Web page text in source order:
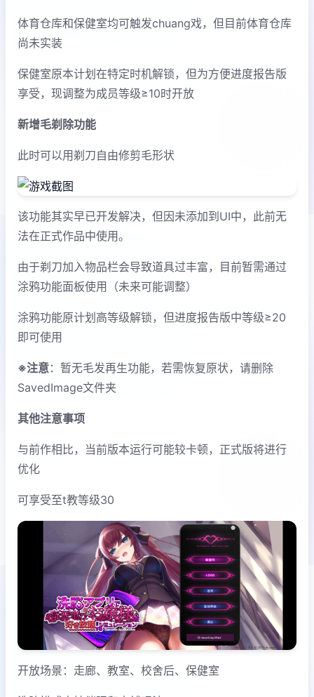
体育仓库和保健室均可触发chuang戏，但目前体育仓库
尚未实装
保健室原本计划在特定时机解锁，但为方便进度报告版
享受，现调整为成员等级≥10时开放
新增毛剃除功能
此时可以用剃刀自由修剪毛形状
该功能其实早已开发解决，但因未添加到UI中，此前无
法在正式作品中使用。
由于剃刀加入物品栏会导致道具过丰富，目前暂需通过
涂鸦功能面板使用（未来可能调整）
涂鸦功能原计划高等级解锁，但进度报告版中等级≥20
即可使用
※注意：暂无毛发再生功能，若需恢复原状，请删除
SavedImage文件夹
其他注意事项
与前作相比，当前版本运行可能较卡顿，正式版将进行
优化
可享受至t教等级30
开放场景：走廊、教室、校舍后、保健室